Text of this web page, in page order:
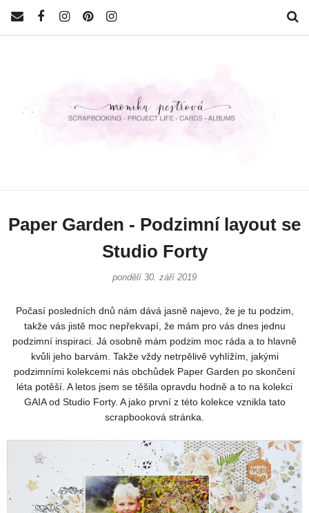
Paper Garden - Podzimní layout se
Studio Forty
pondělí 30. září 2019
Počasí posledních dnů nám dává jasně najevo, že je tu podzim,
takže vás jistě moc nepřekvapí, že mám pro vás dnes jednu
podzimní inspiraci. Já osobně mám podzim moc ráda a to hlavně
kvůli jeho barvám. Takže vždy netrpělivě vyhlížím, jakými
podzimními kolekcemi nás obchůdek Paper Garden po skončení
léta potěší. A letos jsem se těšila opravdu hodně a to na kolekci
GAIA od Studio Forty. A jako první z této kolekce vznikla tato
scrapbooková stránka.